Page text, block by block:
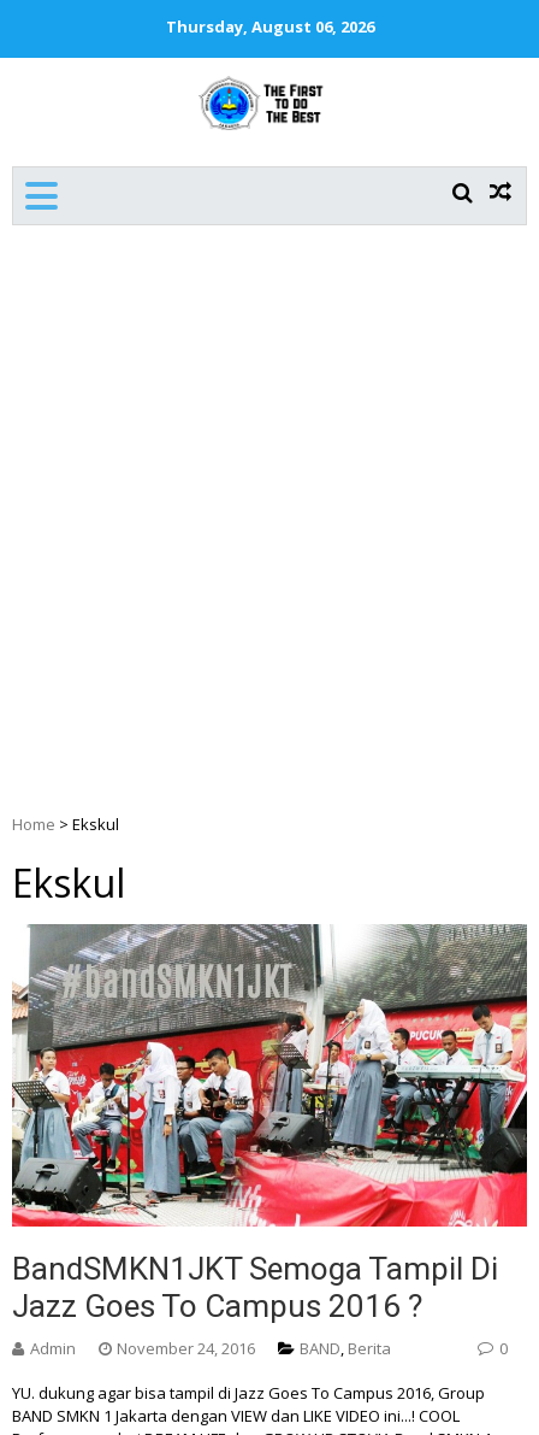
Thursday, August 06, 2026
Home > Ekskul
Ekskul
BandSMKN1JKT Semoga Tampil Di
Jazz Goes To Campus 2016 ?
Admin November 24, 2016 BAND, Berita 0
YU. dukung agar bisa tampil di Jazz Goes To Campus 2016, Group
BAND SMKN 1 Jakarta dengan VIEW dan LIKE VIDEO ini...! COOL